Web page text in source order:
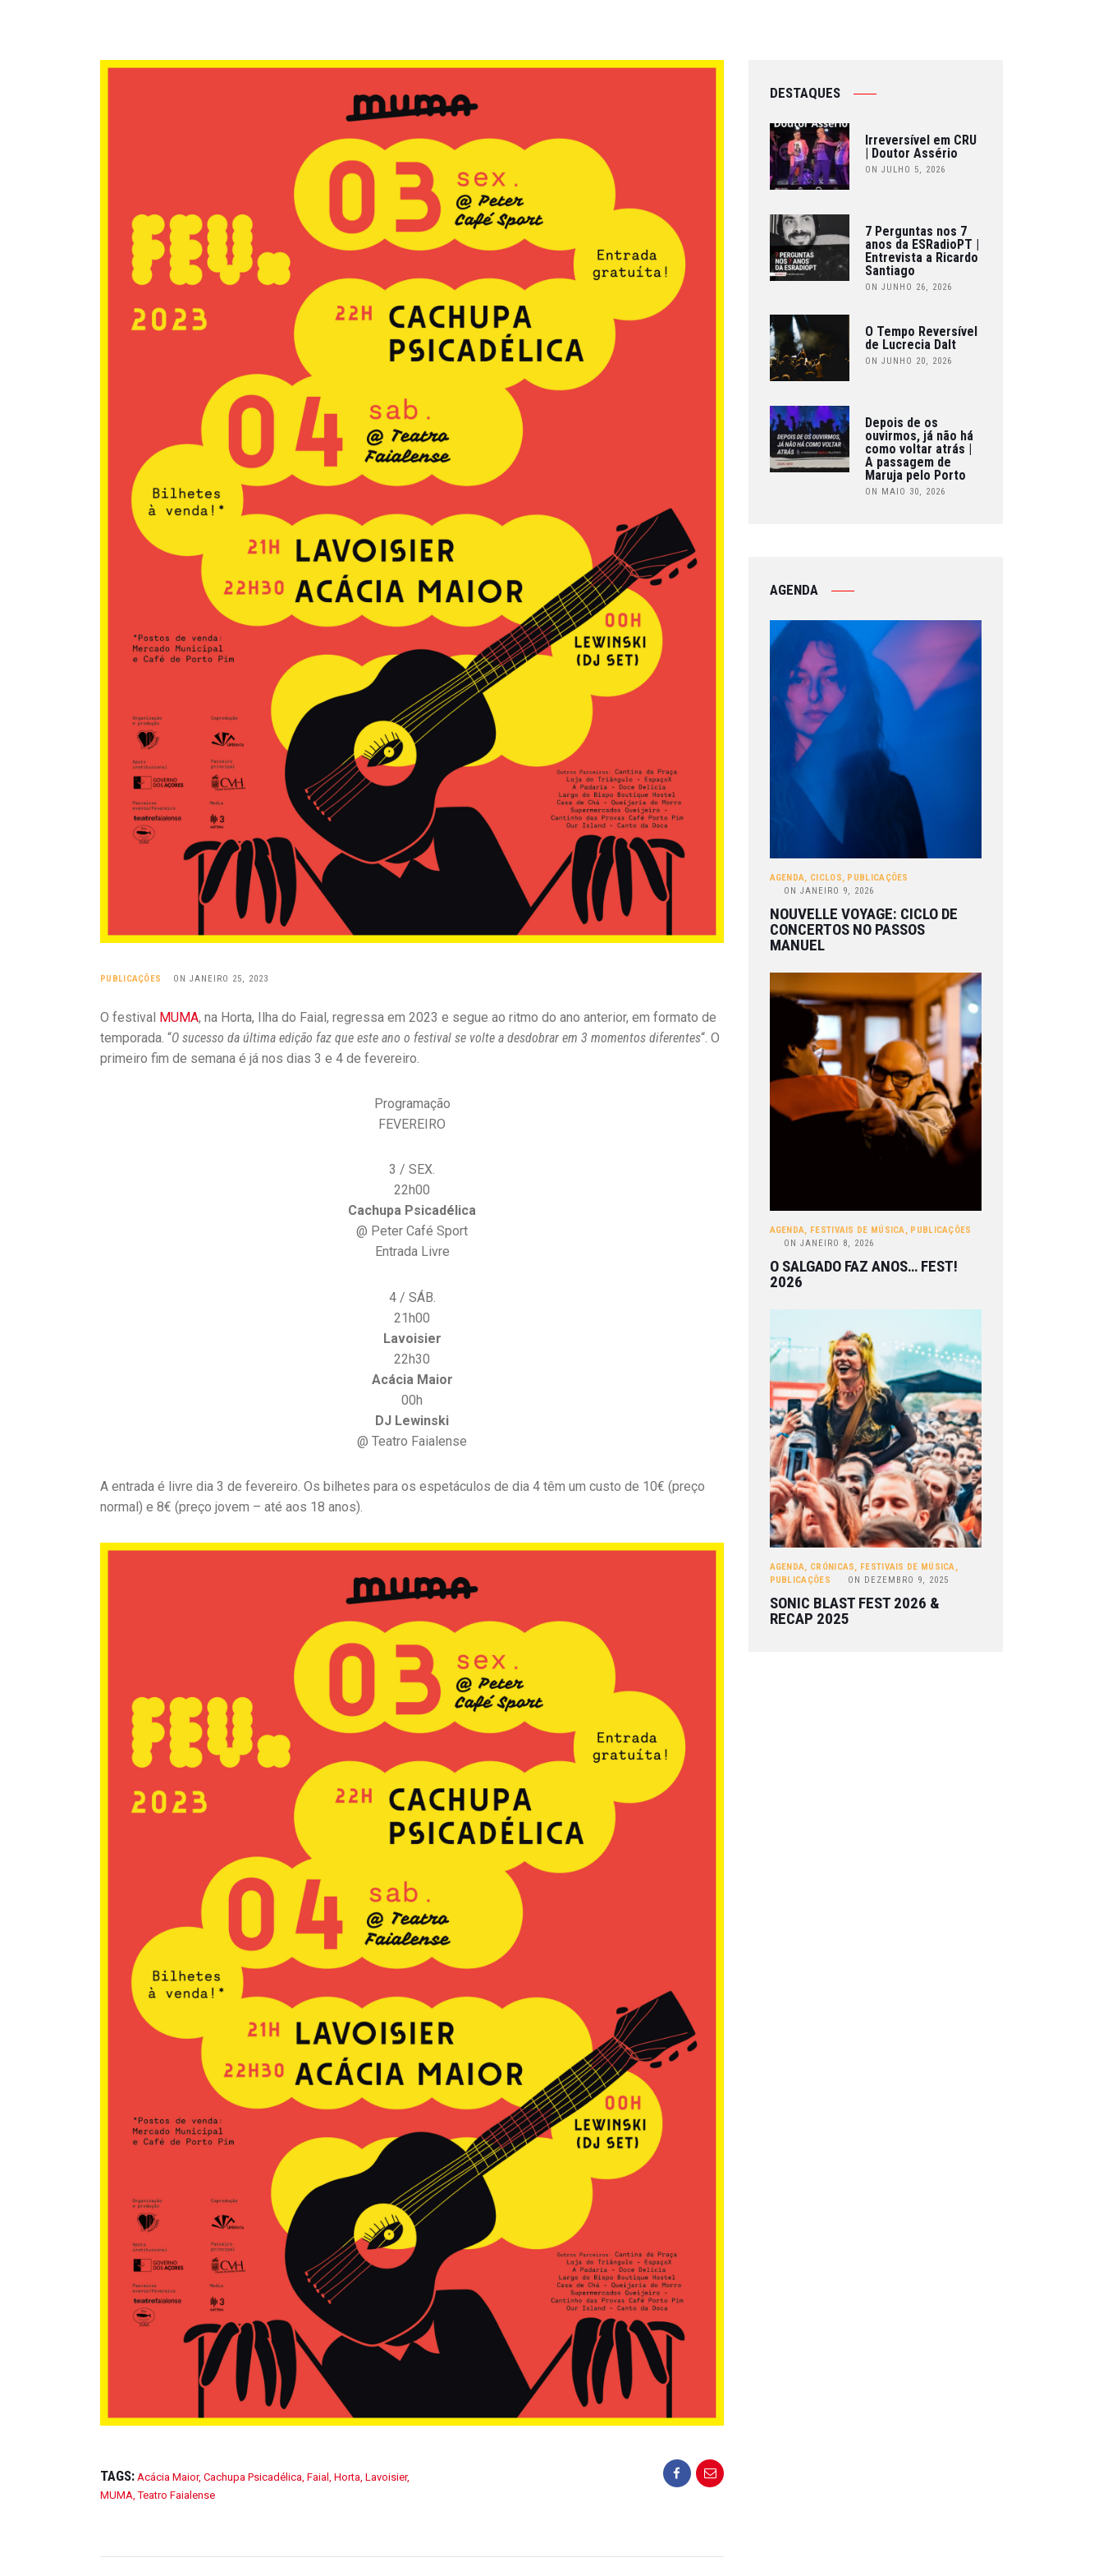
PUBLICAÇÕES ON JANEIRO 25, 2023
O festival MUMA, na Horta, Ilha do Faial, regressa em 2023 e segue ao ritmo do ano anterior, em formato de
temporada. “O sucesso da última edição faz que este ano o festival se volte a desdobrar em 3 momentos diferentes“. O
primeiro fim de semana é já nos dias 3 e 4 de fevereiro.
Programação
FEVEREIRO
3 / SEX.
22h00
Cachupa Psicadélica
@ Peter Café Sport
Entrada Livre
4 / SÁB.
21h00
Lavoisier
22h30
Acácia Maior
00h
DJ Lewinski
@ Teatro Faialense
A entrada é livre dia 3 de fevereiro. Os bilhetes para os espetáculos de dia 4 têm um custo de 10€ (preço
normal) e 8€ (preço jovem – até aos 18 anos).
TAGS: Acácia Maior, Cachupa Psicadélica, Faial , Horta, Lavoisier,
MUMA,Teatro Faialense
DESTAQUES
Irreversível em CRU
| Doutor Assério
ON JULHO 5, 2026
7 Perguntas nos 7
anos da ESRadioPT |
Entrevista a Ricardo
Santiago
ON JUNHO 26, 2026
O Tempo Reversível
de Lucrecia Dalt
ON JUNHO 20, 2026
Depois de os
ouvirmos, já não há
como voltar atrás |
A passagem de
Maruja pelo Porto
ON MAIO 30, 2026
AGENDA
AGENDA, CICLOS, PUBLICAÇÕES
ON JANEIRO 9, 2026
NOUVELLE VOYAGE: CICLO DE
CONCERTOS NO PASSOS
MANUEL
AGENDA, FESTIVAIS DE MÚSICA, PUBLICAÇÕES
ON JANEIRO 8, 2026
O SALGADO FAZ ANOS… FEST!
2026
AGENDA, CRÓNICAS, FESTIVAIS DE MÚSICA,
PUBLICAÇÕES
ON DEZEMBRO 9, 2025
SONIC BLAST FEST 2026 &
RECAP 2025